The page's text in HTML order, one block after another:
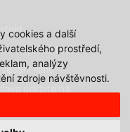
cookies a další
prostředí,
analýzy
zdroje návštěvnosti.
příležitosti
filmu